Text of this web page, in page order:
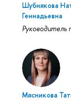
Шубнякова
Геннадьевна
Руководитель
Мясникова